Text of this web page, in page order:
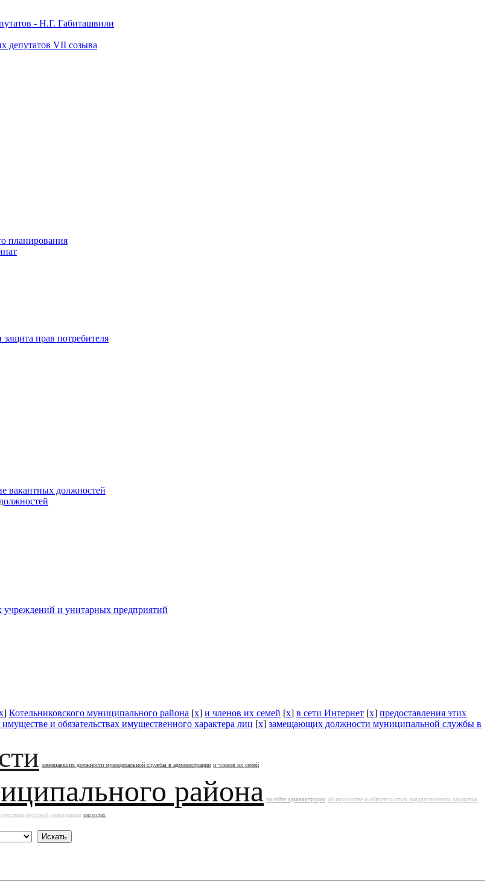
- Н.Г. Габиташвили
депутатов VII созыва
планирования
прав потребителя
вакантных должностей
учреждений и унитарных предприятий
] Котельниковского муниципального района [x] и членов их семей [x] в сети Интернет [x] предоставления этих
имуществе и обязательствах имущественного характера лиц [x] замещающих должности муниципальной службы в
замещающих должности муниципальной службы в администрации и членов их семей
района на сайте администрации об имуществе и обязательствах имущественного характера
массовой информации расходах